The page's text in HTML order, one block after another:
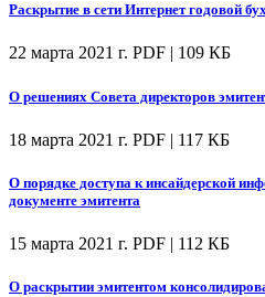
Раскрытие в сети Интернет годовой
22 марта 2021 г. PDF | 109 КБ
О решениях Совета директоров
18 марта 2021 г. PDF | 117 КБ
О порядке доступа к инсайдерской
документе эмитента
15 марта 2021 г. PDF | 112 КБ
О раскрытии эмитентом